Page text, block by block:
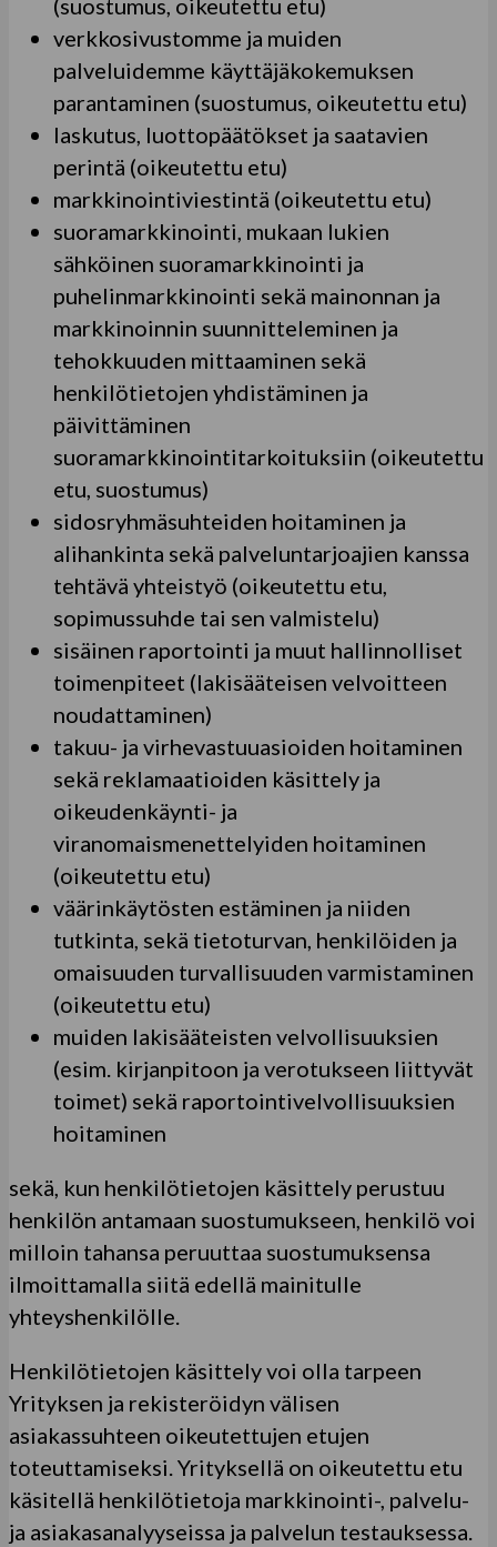
(suostumus, oikeutettu etu)
verkkosivustomme ja muiden
palveluidemme käyttäjäkokemuksen
parantaminen (suostumus, oikeutettu etu)
laskutus, luottopäätökset ja saatavien
perintä (oikeutettu etu)
markkinointiviestintä (oikeutettu etu)
suoramarkkinointi, mukaan lukien
sähköinen suoramarkkinointi ja
puhelinmarkkinointi sekä mainonnan ja
markkinoinnin suunnitteleminen ja
tehokkuuden mittaaminen sekä
henkilötietojen yhdistäminen ja
päivittäminen
suoramarkkinointitarkoituksiin (oikeutettu
etu, suostumus)
sidosryhmäsuhteiden hoitaminen ja
alihankinta sekä palveluntarjoajien kanssa
tehtävä yhteistyö (oikeutettu etu,
sopimussuhde tai sen valmistelu)
sisäinen raportointi ja muut hallinnolliset
toimenpiteet (lakisääteisen velvoitteen
noudattaminen)
takuu- ja virhevastuuasioiden hoitaminen
sekä reklamaatioiden käsittely ja
oikeudenkäynti- ja
viranomaismenettelyiden hoitaminen
(oikeutettu etu)
väärinkäytösten estäminen ja niiden
tutkinta, sekä tietoturvan, henkilöiden ja
omaisuuden turvallisuuden varmistaminen
(oikeutettu etu)
muiden lakisääteisten velvollisuuksien
(esim. kirjanpitoon ja verotukseen liittyvät
toimet) sekä raportointivelvollisuuksien
hoitaminen
sekä, kun henkilötietojen käsittely perustuu
henkilön antamaan suostumukseen, henkilö voi
milloin tahansa peruuttaa suostumuksensa
ilmoittamalla siitä edellä mainitulle
yhteyshenkilölle.
Henkilötietojen käsittely voi olla tarpeen
Yrityksen ja rekisteröidyn välisen
asiakassuhteen oikeutettujen etujen
toteuttamiseksi. Yrityksellä on oikeutettu etu
käsitellä henkilötietoja markkinointi-, palvelu-
ja asiakasanalyyseissa ja palvelun testauksessa.